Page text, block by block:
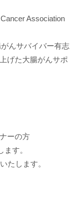
Association
んサバイバー有志
げた大腸がんサポ
ーの方
す。
たします。